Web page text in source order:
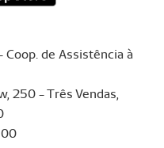
Coop. de Assistência à
250 - Três Vendas,